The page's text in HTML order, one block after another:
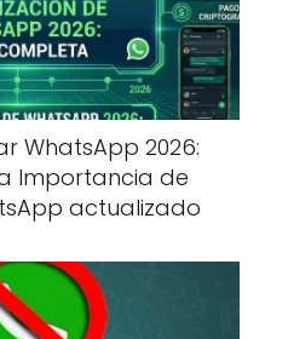
WhatsApp 2026:
Importancia de
actualizado